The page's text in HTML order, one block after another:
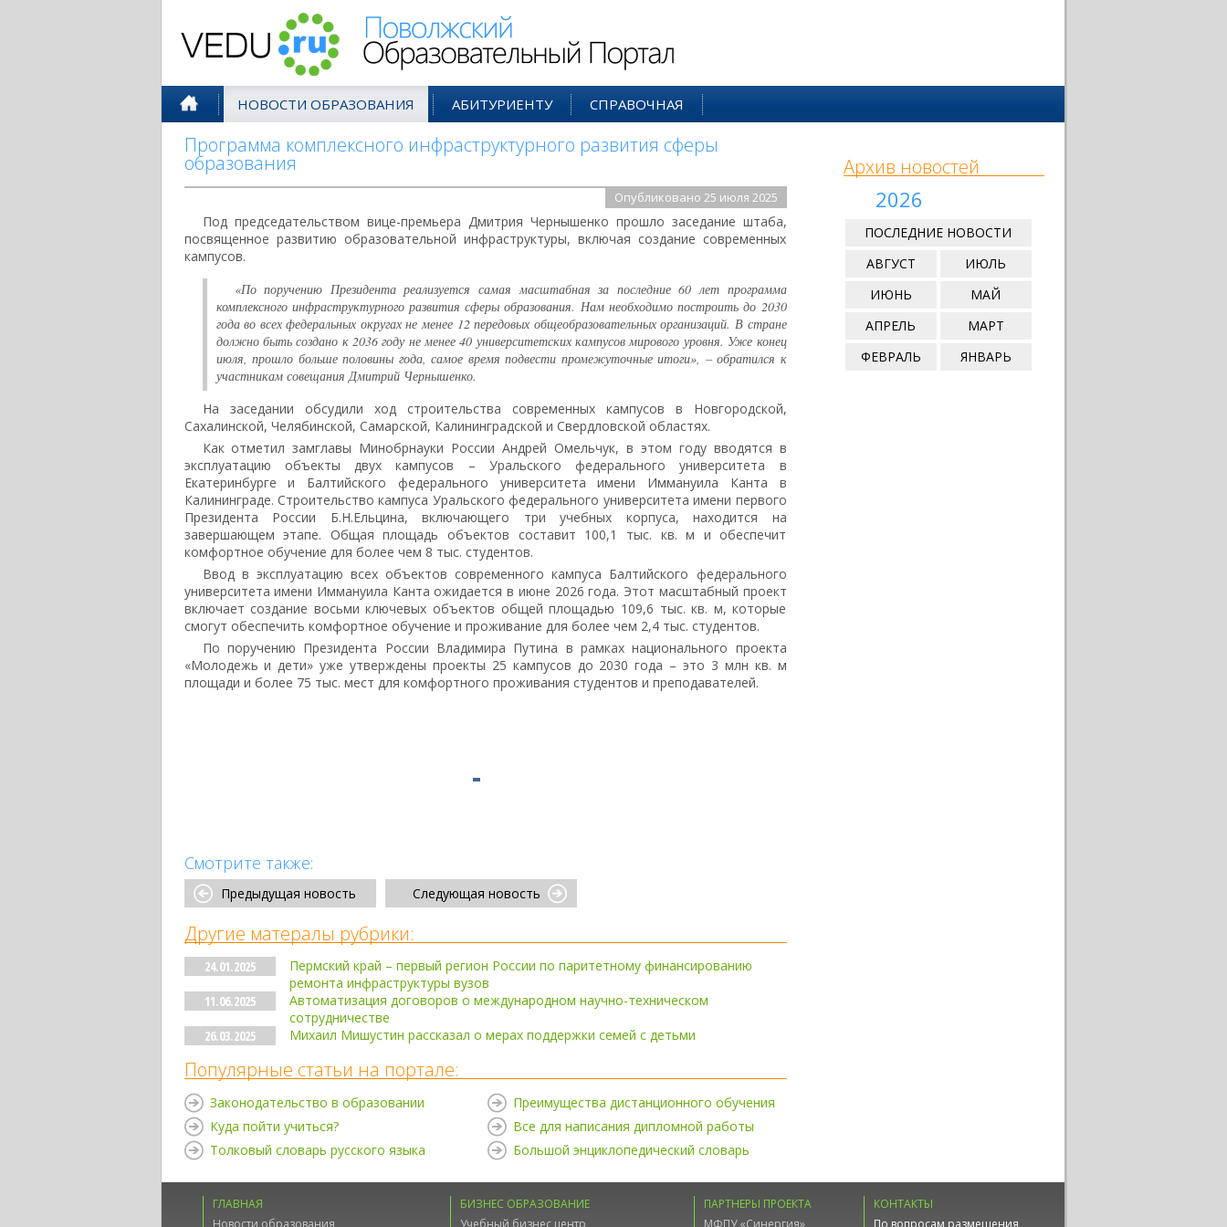
НОВОСТИ ОБРАЗОВАНИЯ АБИТУРИЕНТУ СПРАВОЧНАЯ
Программа комплексного инфраструктурного развития сферы
образования
Опубликовано 25 июля 2025
Под председательством вице-премьера Дмитрия Чернышенко прошло заседание штаба,
посвященное развитию образовательной инфраструктуры, включая создание современных
кампусов.
«По поручению Президента реализуется самая масштабная за последние 60 лет программа
комплексного инфраструктурного развития сферы образования. Нам необходимо построить до 2030
года во всех федеральных округах не менее 12 передовых общеобразовательных организаций. В стране
должно быть создано к 2036 году не менее 40 университетских кампусов мирового уровня. Уже конец
июля, прошло больше половины года, самое время подвести промежуточные итоги», – обратился к
участникам совещания Дмитрий Чернышенко.
На заседании обсудили ход строительства современных кампусов в Новгородской,
Сахалинской, Челябинской, Самарской, Калининградской и Свердловской областях.
Как отметил замглавы Минобрнауки России Андрей Омельчук, в этом году вводятся в
эксплуатацию объекты двух кампусов – Уральского федерального университета в
Екатеринбурге и Балтийского федерального университета имени Иммануила Канта в
Калининграде. Строительство кампуса Уральского федерального университета имени первого
Президента России Б.Н.Ельцина, включающего три учебных корпуса, находится на
завершающем этапе. Общая площадь объектов составит 100,1 тыс. кв. м и обеспечит
комфортное обучение для более чем 8 тыс. студентов.
Ввод в эксплуатацию всех объектов современного кампуса Балтийского федерального
университета имени Иммануила Канта ожидается в июне 2026 года. Этот масштабный проект
включает создание восьми ключевых объектов общей площадью 109,6 тыс. кв. м, которые
смогут обеспечить комфортное обучение и проживание для более чем 2,4 тыс. студентов.
По поручению Президента России Владимира Путина в рамках национального проекта
«Молодежь и дети» уже утверждены проекты 25 кампусов до 2030 года – это 3 млн кв. м
площади и более 75 тыс. мест для комфортного проживания студентов и преподавателей.
Смотрите также:
Предыдущая новость Следующая новость
Другие матералы рубрики:
24.01.2025
Пермский край – первый регион России по паритетному финансированию
ремонта инфраструктуры вузов
11.06.2025
Автоматизация договоров о международном научно-техническом
сотрудничестве
26.03.2025
Михаил Мишустин рассказал о мерах поддержки семей с детьми
Популярные статьи на портале:
Законодательство в образовании
Куда пойти учиться?
Толковый словарь русского языка
Преимущества дистанционного обучения
Все для написания дипломной работы
Большой энциклопедический словарь
Архив новостей
2026
ПОСЛЕДНИЕ НОВОСТИ
АВГУСТ
ИЮЛЬ
ИЮНЬ
МАЙ
АПРЕЛЬ
МАРТ
ФЕВРАЛЬ
ЯНВАРЬ
ГЛАВНАЯ
Новости образования
БИЗНЕС ОБРАЗОВАНИЕ
Учебный бизнес центр
ПАРТНЕРЫ ПРОЕКТА
МФПУ «Синергия»
КОНТАКТЫ
По вопросам размещения